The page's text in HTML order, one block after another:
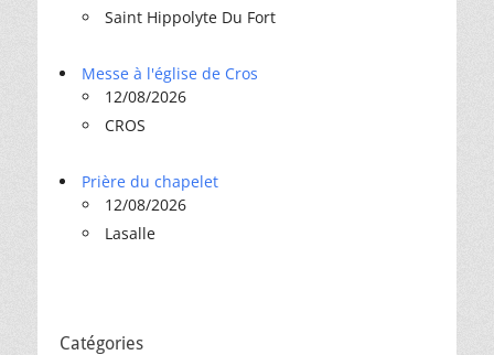
Saint Hippolyte Du Fort
Messe à l'église de Cros
12/08/2026
CROS
Prière du chapelet
12/08/2026
Lasalle
Catégories